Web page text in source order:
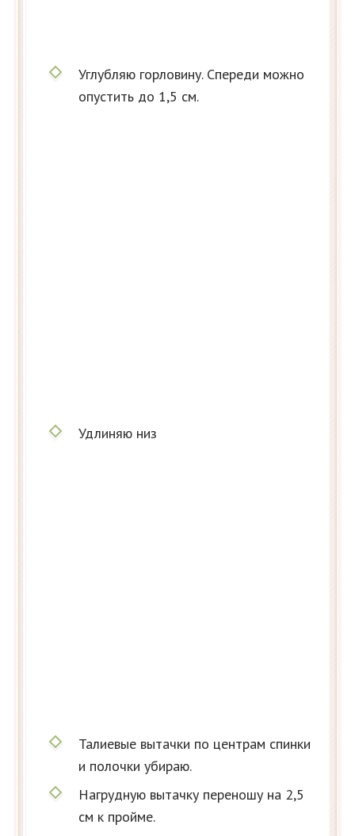
Углубляю горловину. Спереди можно
опустить до 1,5 см.
Удлиняю низ
Талиевые вытачки по центрам спинки
и полочки убираю.
Нагрудную вытачку переношу на 2,5
см к пройме.